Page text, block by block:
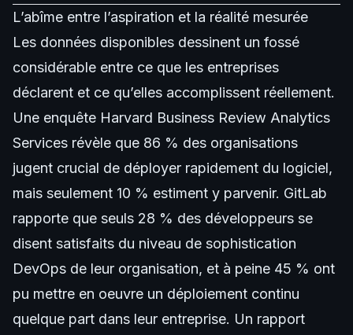
L’abîme entre l’aspiration et la réalité mesurée
Les données disponibles dessinent un fossé
considérable entre ce que les entreprises
déclarent et ce qu’elles accomplissent réellement.
Une enquête Harvard Business Review Analytics
Services révèle que 86 % des organisations
jugent crucial de déployer rapidement du logiciel,
mais seulement 10 % estiment y parvenir. GitLab
rapporte que seuls 28 % des développeurs se
disent satisfaits du niveau de sophistication
DevOps de leur organisation, et à peine 45 % ont
pu mettre en oeuvre un déploiement continu
quelque part dans leur entreprise. Un rapport